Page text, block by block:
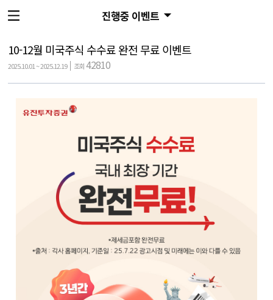
진행중 이벤트
10-12월 미국주식 수수료 완전 무료 이벤트
2025.10.01 ~ 2025.12.19 조회42810